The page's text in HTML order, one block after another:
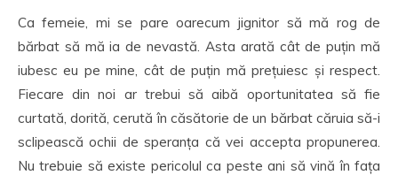
Ca femeie, mi se pare oarecum jignitor să mă rog de
bărbat să mă ia de nevastă. Asta arată cât de puțin mă
iubesc eu pe mine, cât de puțin mă prețuiesc și respect.
Fiecare din noi ar trebui să aibă oportunitatea să fie
curtată, dorită, cerută în căsătorie de un bărbat căruia să-i
sclipească ochii de speranța că vei accepta propunerea.
Nu trebuie să existe pericolul ca peste ani să vină în fața